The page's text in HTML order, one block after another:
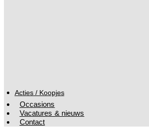
Acties / Koopjes
Occasions
Vacatures & nieuws
Contact